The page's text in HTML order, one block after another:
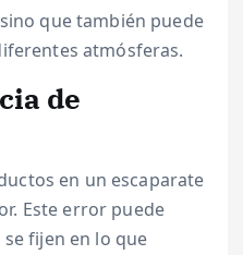
que también puede
atmósferas.
de
en un escaparate
Este error puede
fijen en lo que